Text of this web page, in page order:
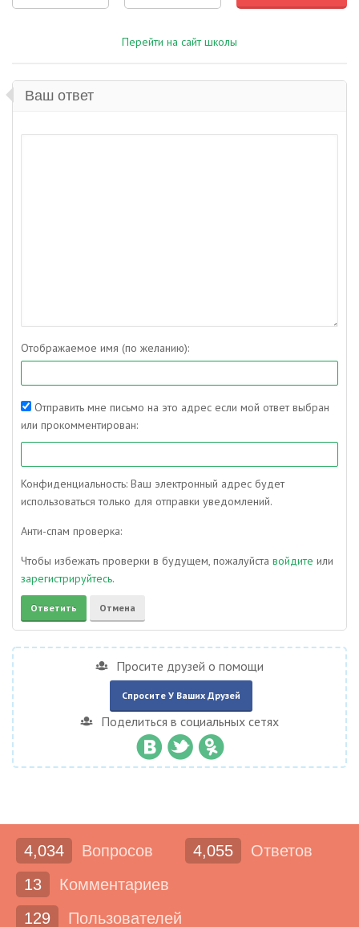
Перейти на сайт школы
Ваш ответ
Отображаемое имя (по желанию):
Отправить мне письмо на это адрес если мой ответ выбран
или прокомментирован:
Конфиденциальность: Ваш электронный адрес будет
использоваться только для отправки уведомлений.
Анти-спам проверка:
Чтобы избежать проверки в будущем, пожалуйста войдите или
зарегистрируйтесь.
Просите друзей о помощи
Спросите У Ваших Друзей
Поделиться в социальных сетях
4,034 Вопросов 4,055
Ответов
13
Комментариев
129
Пользователей